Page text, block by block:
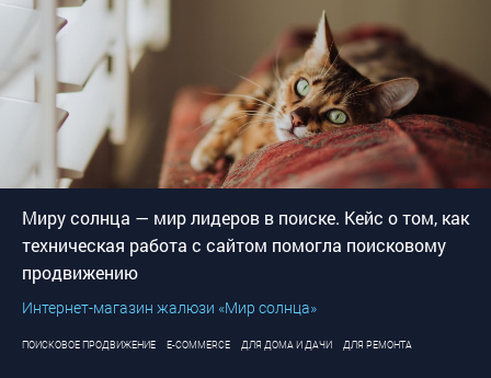
Миру солнца — мир лидеров в поиске. Кейс о том, как
техническая работа с сайтом помогла поисковому
продвижению
Интернет-магазин жалюзи «Мир солнца»
ПОИСКОВОЕ ПРОДВИЖЕНИЕ E-COMMERCE ДЛЯ ДОМА И ДАЧИ ДЛЯ РЕМОНТА